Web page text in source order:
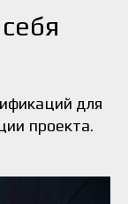
для
проекта.